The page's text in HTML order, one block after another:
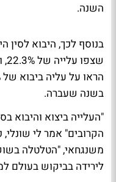
השנה.
בנוסף לכך, היבוא לסין
בשנה שעברה.
"העלייה ביצוא והיבוא
משנגחאי, "הטלטלה
לירידה בביקוש בעולם